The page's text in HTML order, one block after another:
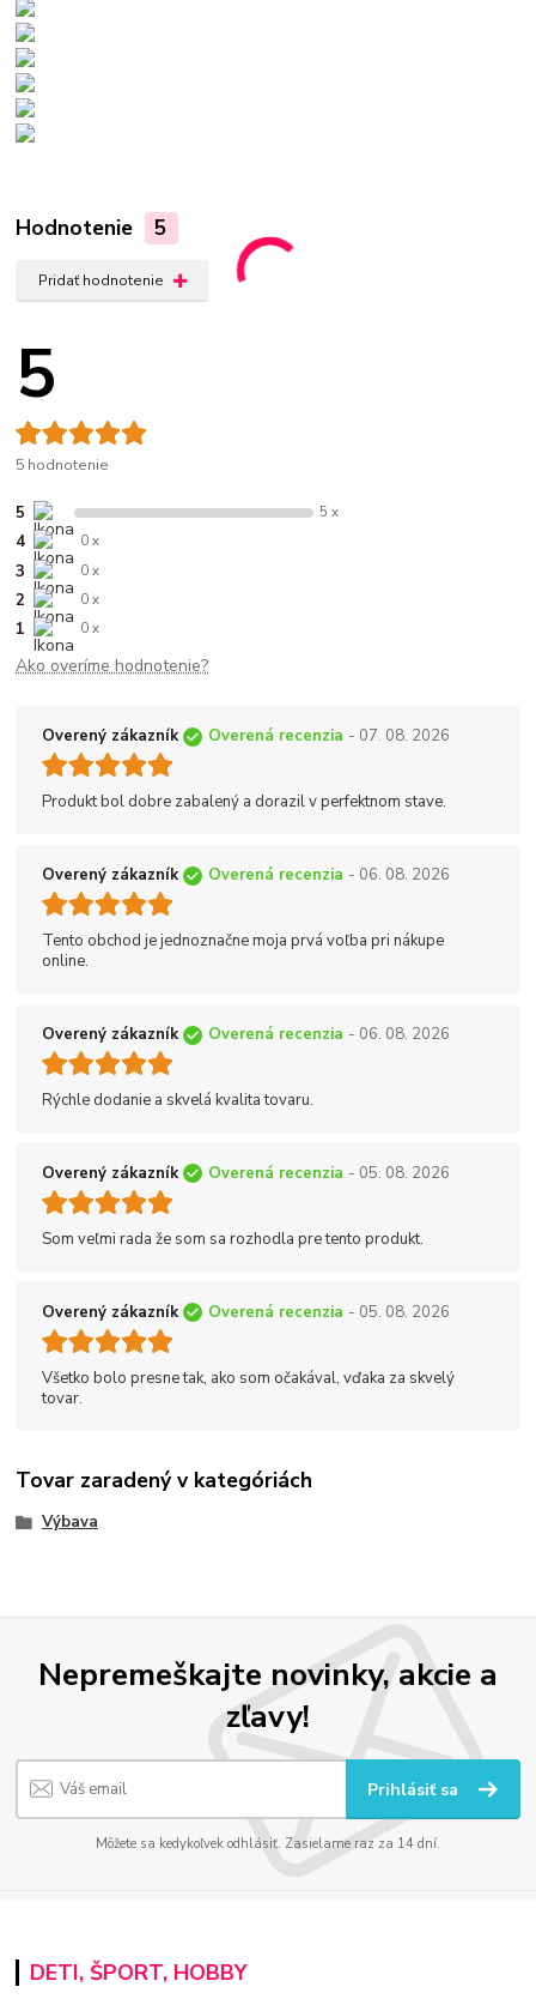
Hodnotenie 5
Pridať hodnotenie
5
5 hodnotenie
5 5 x
4 0 x
3 0 x
2 0 x
1 0 x
Ako overíme hodnotenie?
Overený zákazník Overená recenzia - 07. 08. 2026
Produkt bol dobre zabalený a dorazil v perfektnom stave.
Overený zákazník Overená recenzia - 06. 08. 2026
Tento obchod je jednoznačne moja prvá voľba pri nákupe
online.
Overený zákazník Overená recenzia - 06. 08. 2026
Rýchle dodanie a skvelá kvalita tovaru.
Overený zákazník Overená recenzia - 05. 08. 2026
Som veľmi rada že som sa rozhodla pre tento produkt.
Overený zákazník Overená recenzia - 05. 08. 2026
Všetko bolo presne tak, ako som očakával, vďaka za skvelý
tovar.
Tovar zaradený v kategóriách
Výbava
Nepremeškajte novinky, akcie a
zľavy!
Prihlásiť sa
Môžete sa kedykoľvek odhlásiť. Zasielame raz za 14 dní.
DETI, ŠPORT, HOBBY